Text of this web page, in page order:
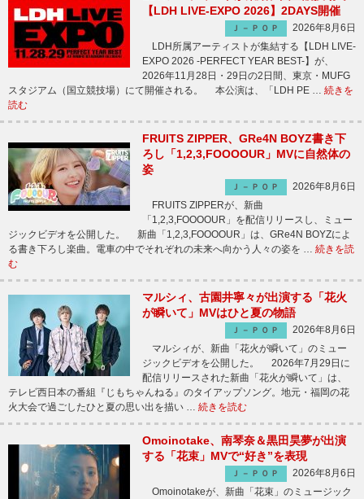
【LDH LIVE-EXPO 2026】2DAYS開催
Ｊ－ＰＯＰ
2026年8月6日
LDH所属アーティストが集結する【LDH LIVE-
EXPO 2026 -PERFECT YEAR BEST-】が、
2026年11月28日・29日の2日間、東京・MUFG
スタジアム（国立競技場）にて開催される。 本公演は、「LDH PE … 続きを
読む
FRUITS ZIPPER、GRe4N BOYZ書き下
ろし「1,2,3,FOOOOUR」MVに自然体の
姿
Ｊ－ＰＯＰ
2026年8月6日
FRUITS ZIPPERが、新曲
「1,2,3,FOOOOUR」を配信リリースし、ミュー
ジックビデオを公開した。 新曲「1,2,3,FOOOOUR」は、GRe4N BOYZによ
る書き下ろし楽曲。電車の中でそれぞれの未来へ向かう人々の姿を … 続きを読
む
マルシィ、古園井寧々が出演する「花火
が瞬いて」MVはひと夏の物語
Ｊ－ＰＯＰ
2026年8月6日
マルシィが、新曲「花火が瞬いて」のミュー
ジックビデオを公開した。 2026年7月29日に
配信リリースされた新曲「花火が瞬いて」は、
テレビ西日本の番組『じもちゃんねる』のタイアップソング。地元・福岡の花
火大会で過ごしたひと夏の思い出を描い … 続きを読む
Omoinotake、南琴奈＆黒田昊夢が出演
する「花束」MVで“好き”を表現
Ｊ－ＰＯＰ
2026年8月6日
Omoinotakeが、新曲「花束」のミュージック